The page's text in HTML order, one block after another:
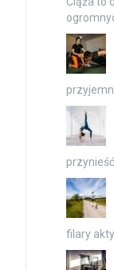
filary